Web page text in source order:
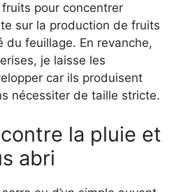
pour concentrer
sur la production de fruits
du feuillage. En revanche,
je laisse les
car ils produisent
nécessiter de taille stricte.
la pluie et
abri